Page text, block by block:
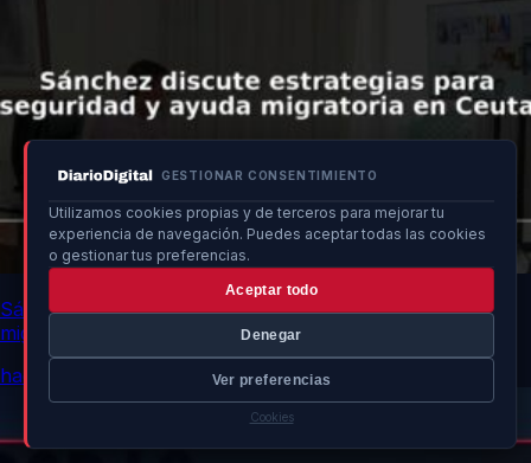
GESTIONAR CONSENTIMIENTO
Utilizamos cookies propias y de terceros para mejorar tu
experiencia de navegación. Puedes aceptar todas las cookies
o gestionar tus preferencias.
Aceptar todo
Denegar
Ver preferencias
Cookies
Sánchez discute estrategias para seguridad y ayuda
migratoria en Ceuta
hace 10h